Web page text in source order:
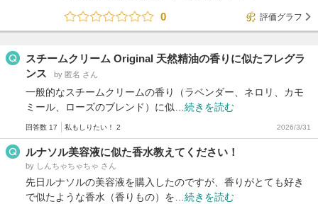
0
評価グラフ
スチームクリーム Original 天然精油の香りに似たフレグラ
ンス
by 匿名 さん
一般的なスチームクリームの香り（ラベンダー、ネロリ、カモ
ミール、ローズのブレンド）に似… 続きを読む
回答数 17 私もしりたい！ 2 2026/3/31
ルナソル美容液に似た香水教えてください！
by しんちゃちゃちゃ さん
先日ルナソルの美容液を購入したのですが、香りがとても好き
で似たような香水（香りもの）を… 続きを読む